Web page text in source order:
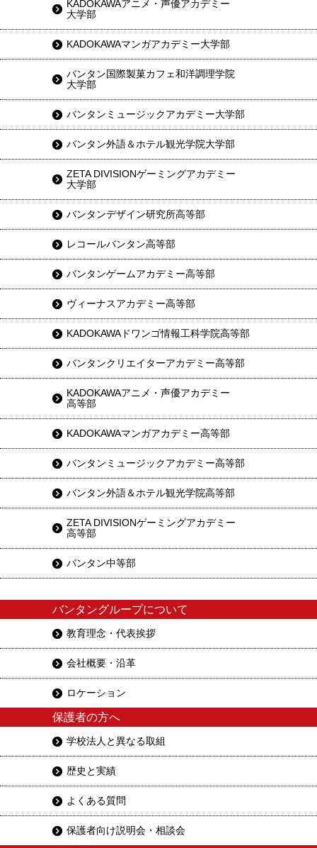
KADOKAWAアニメ・声優アカデミー
大学部
KADOKAWAマンガアカデミー大学部
バンタン国際製菓カフェ和洋調理学院
大学部
バンタンミュージックアカデミー大学部
バンタン外語＆ホテル観光学院大学部
ZETA DIVISIONゲーミングアカデミー
大学部
バンタンデザイン研究所高等部
レコールバンタン高等部
バンタンゲームアカデミー高等部
ヴィーナスアカデミー高等部
KADOKAWAドワンゴ情報工科学院高等部
バンタンクリエイターアカデミー高等部
KADOKAWAアニメ・声優アカデミー
高等部
KADOKAWAマンガアカデミー高等部
バンタンミュージックアカデミー高等部
バンタン外語＆ホテル観光学院高等部
ZETA DIVISIONゲーミングアカデミー
高等部
バンタン中等部
バンタングループについて
教育理念・代表挨拶
会社概要・沿革
ロケーション
保護者の方へ
学校法人と異なる取組
歴史と実績
よくある質問
保護者向け説明会・相談会